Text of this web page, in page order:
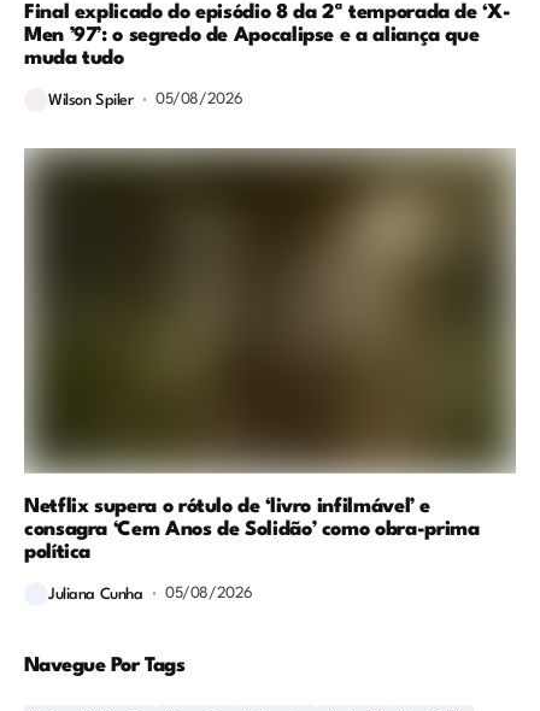
Final explicado do episódio 8 da 2ª temporada de ‘X-
Men ’97’: o segredo de Apocalipse e a aliança que
muda tudo
Wilson Spiler 05/08/2026
Netflix supera o rótulo de ‘livro infilmável’ e
consagra ‘Cem Anos de Solidão’ como obra-prima
política
Juliana Cunha 05/08/2026
Navegue Por Tags